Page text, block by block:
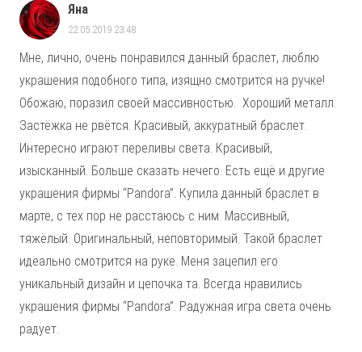
Яна
22.05.2019 23:48
Мне, лично, очень понравился данный браслет, люблю
украшения подобного типа, изящно смотрится на ручке!
Обожаю, поразил своей массивностью. Хороший металл.
Застёжка не рвётся. Красивый, аккуратный браслет.
Интересно играют переливы света. Красивый,
изысканный. Больше сказать нечего. Есть ещё и другие
украшения фирмы “Pandora”. Купила данный браслет в
марте, с тех пор не расстаюсь с ним. Массивный,
тяжёлый. Оригинальный, неповторимый. Такой браслет
идеально смотрится на руке. Меня зацепил его
уникальный дизайн и цепочка та. Всегда нравились
украшения фирмы “Pandora”. Радужная игра света очень
радует.